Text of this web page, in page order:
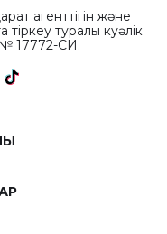
агенттігін және
тіркеу туралы куәлік
№ 17772-СИ.